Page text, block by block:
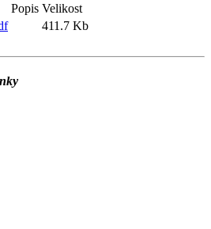
Popis Velikost
411.7 Kb